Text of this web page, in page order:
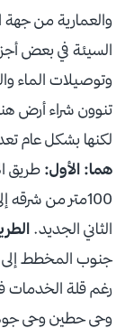
والعمارية من
السيئة في بعض
وتوصيلات الماء
تنوون شراء أرض
لكنها بشكل عام
هما: الأول: طريق
100متر من
الثاني الجديد.
جنوب المخطط إلى
رغم قلة الخدمات
وحي حطين وحي